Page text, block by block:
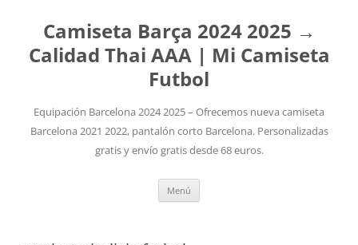
Camiseta Barça 2024 2025 →
Calidad Thai AAA | Mi Camiseta
Futbol
Equipación Barcelona 2024 2025 – Ofrecemos nueva camiseta
Barcelona 2021 2022, pantalón corto Barcelona. Personalizadas
gratis y envío gratis desde 68 euros.
Menú